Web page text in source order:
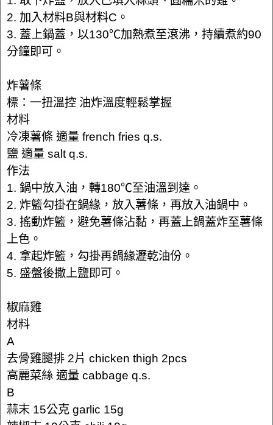
2. 加入材料B與材料C。
3. 蓋上鍋蓋，以130℃加熱煮至滾沸，持續煮約90
分鐘即可。
炸薯條
標：一扭溫控 油炸溫度輕鬆掌握
材料
冷凍薯條 適量 french fries q.s.
鹽 適量 salt q.s.
作法
1. 鍋中放入油，轉180℃至油溫到達。
2. 炸籃勾掛在鍋緣，放入薯條，再放入油鍋中。
3. 搖動炸籃，避免薯條沾黏，再蓋上鍋蓋炸至薯條
上色。
4. 拿起炸籃，勾掛再鍋緣瀝乾油份。
5. 盛盤後撒上鹽即可。
椒麻雞
材料
A
去骨雞腿排 2片 chicken thigh 2pcs
高麗菜絲 適量 cabbage q.s.
B
蒜末 15公克 garlic 15g